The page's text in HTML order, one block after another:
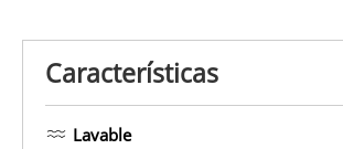
Características
Lavable